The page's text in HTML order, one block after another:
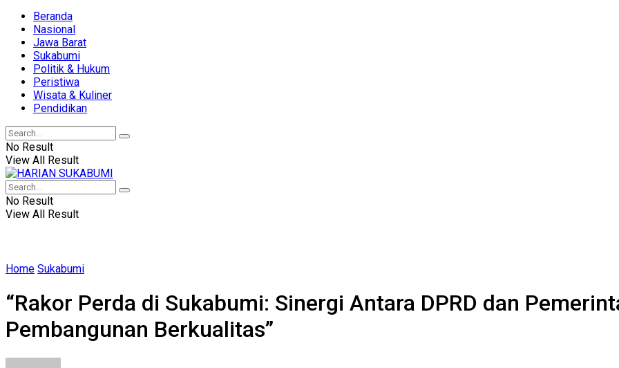
Beranda
Nasional
Jawa Barat
Sukabumi
Politik & Hukum
Peristiwa
Wisata & Kuliner
Pendidikan
No Result
View All Result
No Result
View All Result
Home Sukabumi
“Rakor Perda di Sukabumi: Sinergi Antara DPRD dan
Pembangunan Berkualitas”